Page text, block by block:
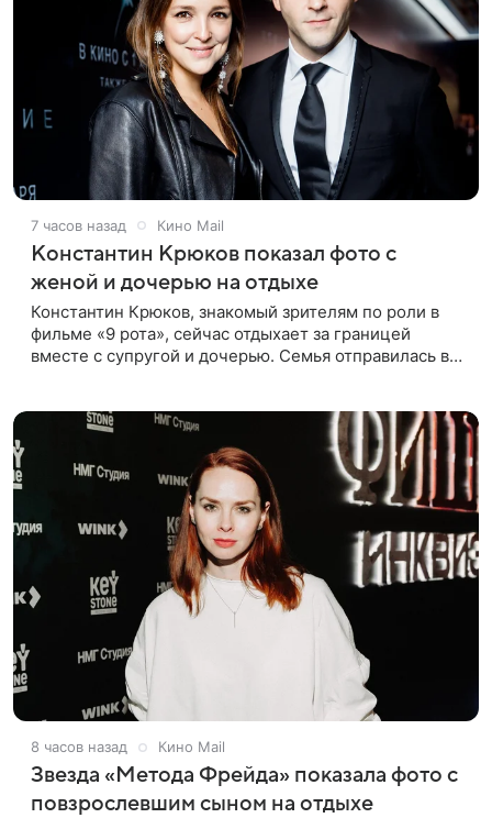
7 часов назад Кино Mail
Константин Крюков показал фото с
женой и дочерью на отдыхе
Константин Крюков, знакомый зрителям по роли в
фильме «9 рота», сейчас отдыхает за границей
вместе с супругой и дочерью. Семья отправилась в
8 часов назад Кино Mail
Звезда «Метода Фрейда» показала фото с
повзрослевшим сыном на отдыхе